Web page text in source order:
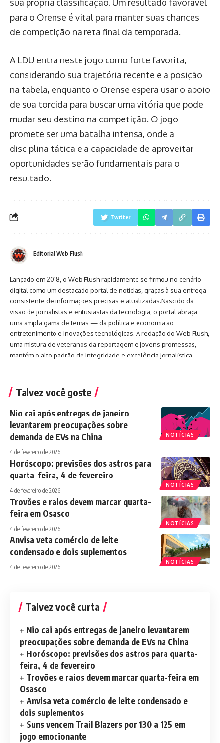
sua própria classificação. Um resultado favorável
para o Orense é vital para manter suas chances
de competição na reta final da temporada.
A LDU entra neste jogo como forte favorita,
considerando sua trajetória recente e a posição
na tabela, enquanto o Orense espera usar o apoio
de sua torcida para buscar uma vitória que pode
mudar seu destino na competição. O jogo
promete ser uma batalha intensa, onde a
disciplina tática e a capacidade de aproveitar
oportunidades serão fundamentais para o
resultado.
Twitter
Editorial Web Flush
Lançado em 2018, o Web Flush rapidamente se firmou no cenário
digital como um destacado portal de notícias, graças à sua entrega
consistente de informações precisas e atualizadas.Nascido da
visão de jornalistas e entusiastas da tecnologia, o portal abraça
uma ampla gama de temas — da política e economia ao
entretenimento e inovações tecnológicas. A redação do Web Flush,
uma mistura de veteranos da reportagem e jovens promessas,
mantém o alto padrão de integridade e excelência jornalística.
Talvez você goste
NOTÍCIAS
Nio cai após entregas de janeiro
levantarem preocupações sobre
demanda de EVs na China
4 de fevereiro de 2026
NOTÍCIAS
Horóscopo: previsões dos astros para
quarta-feira, 4 de fevereiro
4 de fevereiro de 2026
NOTÍCIAS
Trovões e raios devem marcar quarta-
feira em Osasco
4 de fevereiro de 2026
NOTÍCIAS
Anvisa veta comércio de leite
condensado e dois suplementos
4 de fevereiro de 2026
Talvez você curta
Nio cai após entregas de janeiro levantarem
preocupações sobre demanda de EVs na China
Horóscopo: previsões dos astros para quarta-
feira, 4 de fevereiro
Trovões e raios devem marcar quarta-feira em
Osasco
Anvisa veta comércio de leite condensado e
dois suplementos
Suns vencem Trail Blazers por 130 a 125 em
jogo emocionante